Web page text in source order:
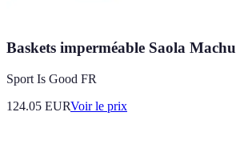
Baskets imperméable Saola Machu
Sport Is Good FR
124.05 EURVoir le prix